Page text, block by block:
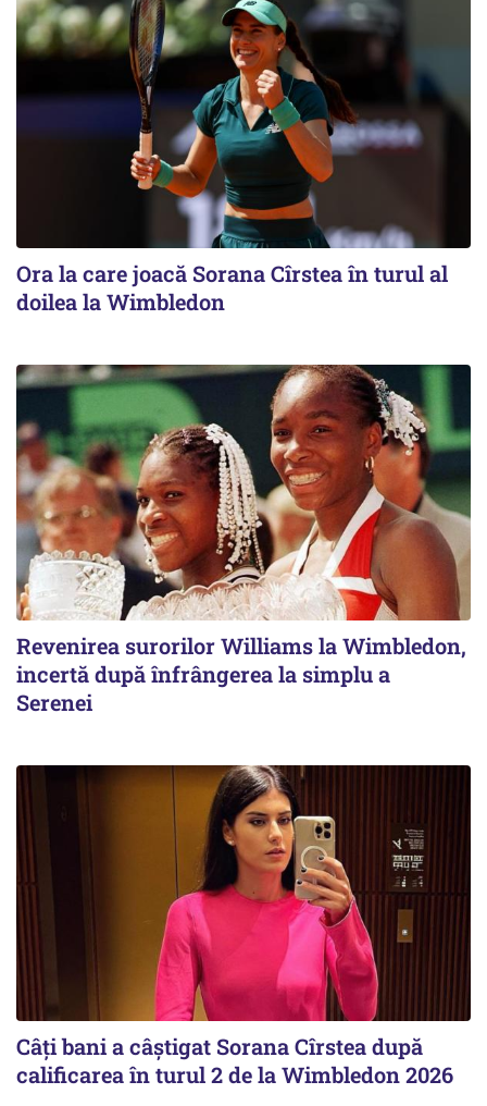
Ora la care joacă Sorana Cîrstea în turul al
doilea la Wimbledon
Revenirea surorilor Williams la Wimbledon,
incertă după înfrângerea la simplu a
Serenei
Câți bani a câștigat Sorana Cîrstea după
calificarea în turul 2 de la Wimbledon 2026